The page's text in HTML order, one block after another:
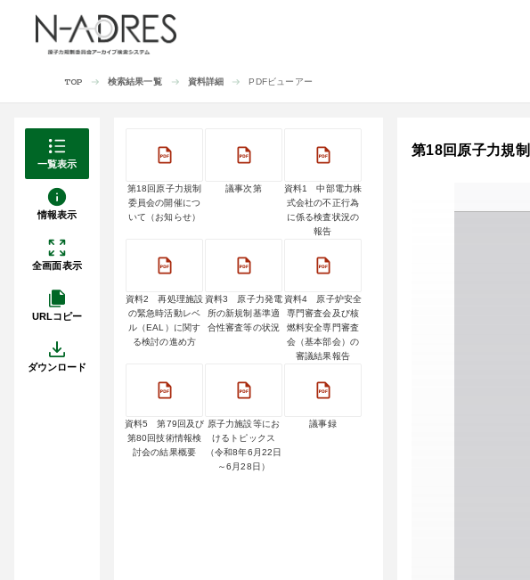
TOP 検索結果一覧 資料詳細 PDFビューアー
一覧表示
情報表示
全画面表示
URLコピー
ダウンロード
第18回原子力規制
委員会の開催につ
いて（お知らせ）
議事次第
資料1 中部電力株
式会社の不正行為
に係る検査状況の
報告
資料2 再処理施設
の緊急時活動レベ
ル（EAL）に関す
る検討の進め方
資料3 原子力発電
所の新規制基準適
合性審査等の状況
資料4 原子炉安全
専門審査会及び核
燃料安全専門審査
会（基本部会）の
審議結果報告
資料5 第79回及び
第80回技術情報検
討会の結果概要
原子力施設等にお
けるトピックス
（令和8年6月22日
～6月28日）
議事録
第18回原子力規